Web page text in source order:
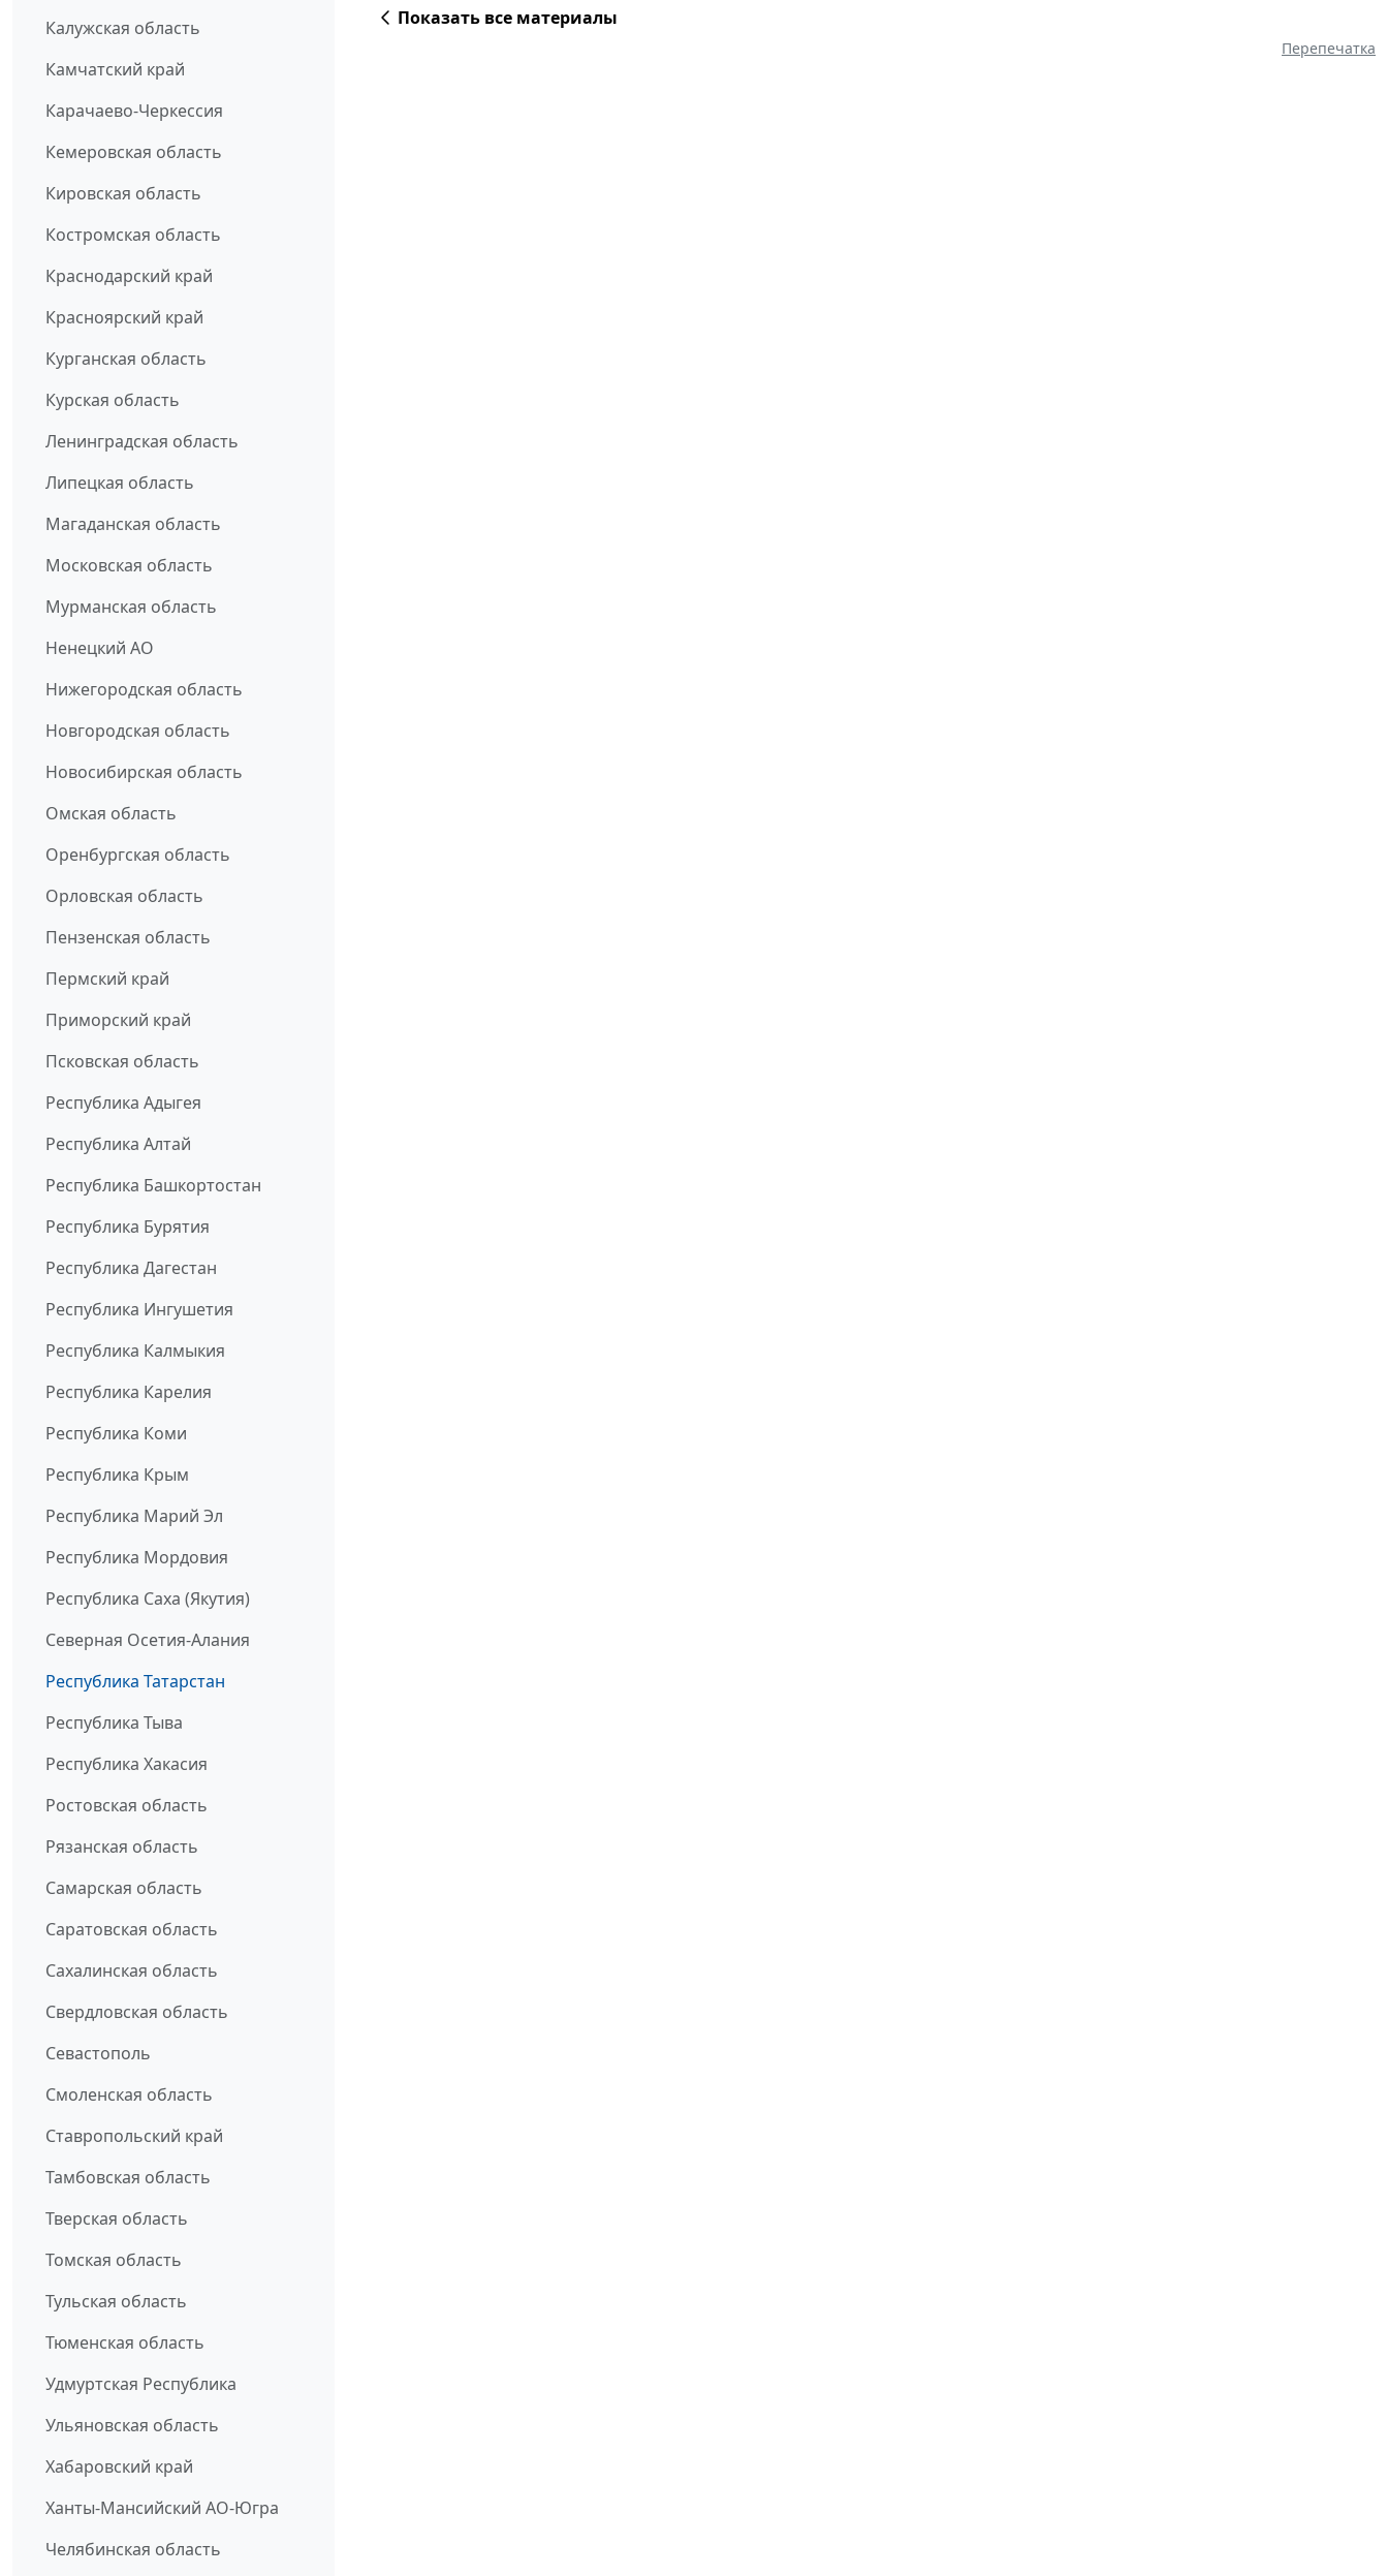
Калужская область
Камчатский край
Карачаево-Черкессия
Кемеровская область
Кировская область
Костромская область
Краснодарский край
Красноярский край
Курганская область
Курская область
Ленинградская область
Липецкая область
Магаданская область
Московская область
Мурманская область
Ненецкий АО
Нижегородская область
Новгородская область
Новосибирская область
Омская область
Оренбургская область
Орловская область
Пензенская область
Пермский край
Приморский край
Псковская область
Республика Адыгея
Республика Алтай
Республика Башкортостан
Республика Бурятия
Республика Дагестан
Республика Ингушетия
Республика Калмыкия
Республика Карелия
Республика Коми
Республика Крым
Республика Марий Эл
Республика Мордовия
Республика Саха (Якутия)
Северная Осетия-Алания
Республика Татарстан
Республика Тыва
Республика Хакасия
Ростовская область
Рязанская область
Самарская область
Саратовская область
Сахалинская область
Свердловская область
Севастополь
Смоленская область
Ставропольский край
Тамбовская область
Тверская область
Томская область
Тульская область
Тюменская область
Удмуртская Республика
Ульяновская область
Хабаровский край
Ханты-Мансийский АО-Югра
Челябинская область
Показать все материалы
Перепечатка